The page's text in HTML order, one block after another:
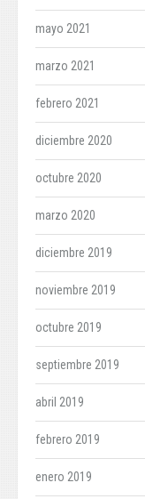
mayo 2021
marzo 2021
febrero 2021
diciembre 2020
octubre 2020
marzo 2020
diciembre 2019
noviembre 2019
octubre 2019
septiembre 2019
abril 2019
febrero 2019
enero 2019